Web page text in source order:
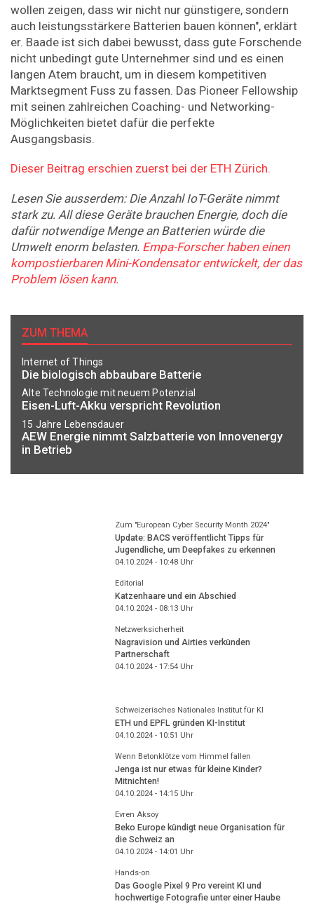
wollen zeigen, dass wir nicht nur günstigere, sondern
auch leistungsstärkere Batterien bauen können", erklärt
er. Baade ist sich dabei bewusst, dass gute Forschende
nicht unbedingt gute Unternehmer sind und es einen
langen Atem braucht, um in diesem kompetitiven
Marktsegment Fuss zu fassen. Das Pioneer Fellowship
mit seinen zahlreichen Coaching-​ und Networking-​
Möglichkeiten bietet dafür die perfekte
Ausgangsbasis.
Dieser Beitrag erschien zuerst bei der ETH Zürich.
Lesen Sie ausserdem: Die Anzahl IoT-Geräte nimmt
stark zu. All diese Geräte brauchen Energie, doch die
dafür notwendige Menge an Batterien würde die
Umwelt enorm belasten. Empa-Forscher haben einen
kompostierbaren Mini-Kondensator entwickelt, der das
Problem lösen kann.
ZUM THEMA
Internet of Things
Die biologisch abbaubare Batterie
Alte Technologie mit neuem Potenzial
Eisen-Luft-Akku verspricht Revolution
15 Jahre Lebensdauer
AEW Energie nimmt Salzbatterie von Innovenergy
in Betrieb
Zum "European Cyber Security Month 2024"
Update: BACS veröffentlicht Tipps für
Jugendliche, um Deepfakes zu erkennen
04.10.2024 - 10:48Uhr
Editorial
Katzenhaare und ein Abschied
04.10.2024 - 08:13Uhr
Netzwerksicherheit
Nagravision und Airties verkünden
Partnerschaft
04.10.2024 - 17:54Uhr
Schweizerisches Nationales Institut für KI
ETH und EPFL gründen KI-Institut
04.10.2024 - 10:51 Uhr
Wenn Betonklötze vom Himmel fallen
Jenga ist nur etwas für kleine Kinder?
Mitnichten!
04.10.2024 - 14:15Uhr
Evren Aksoy
Beko Europe kündigt neue Organisation für
die Schweiz an
04.10.2024 - 14:01 Uhr
Hands-on
Das Google Pixel 9 Pro vereint KI und
hochwertige Fotografie unter einer Haube